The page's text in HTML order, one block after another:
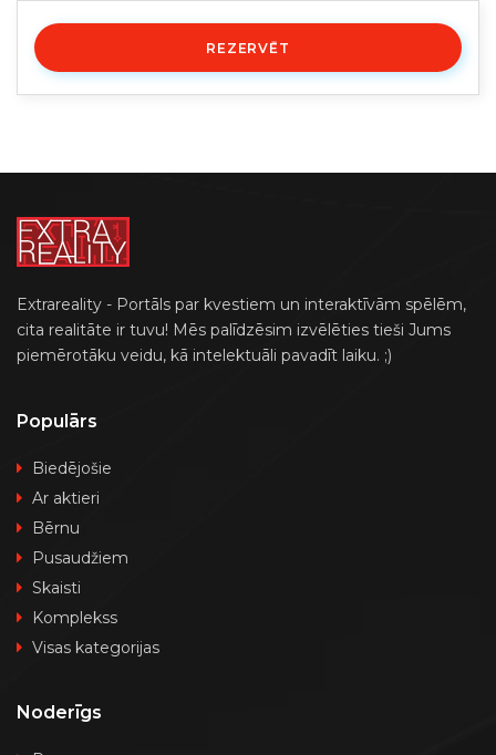
REZERVĒT
Extrareality - Portāls par kvestiem un interaktīvām spēlēm,
cita realitāte ir tuvu! Mēs palīdzēsim izvēlēties tieši Jums
piemērotāku veidu, kā intelektuāli pavadīt laiku. ;)
Populārs
Biedējošie
Ar aktieri
Bērnu
Pusaudžiem
Skaisti
Komplekss
Visas kategorijas
Noderīgs